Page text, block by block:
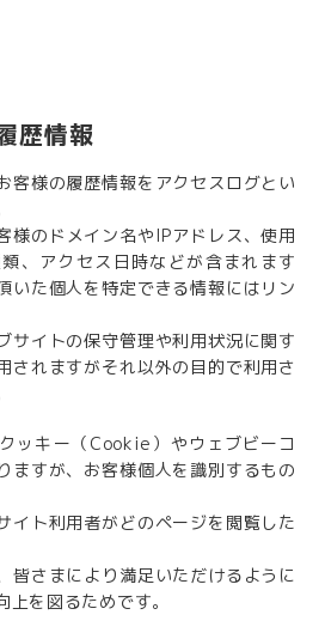
歴情報
客様の履歴情報をアクセスログとい
様のドメイン名やIPアドレス、使用
、アクセス日時などが含まれます
いた個人を特定できる情報にはリン
サイトの保守管理や利用状況に関す
されますがそれ以外の目的で利用さ
ッキー（Cookie）やウェブビーコ
ますが、お客様個人を識別するもの
イト利用者がどのページを閲覧した
皆さまにより満足いただけるように
を図るためです。